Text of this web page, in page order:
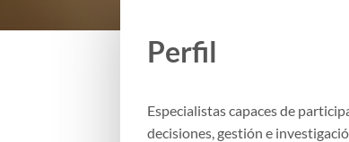
Perfil
Especialistas capaces de
decisiones, gestión e